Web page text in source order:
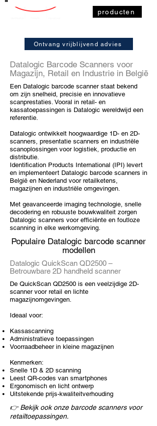
producten
Ontvang vrijblijvend advies
Datalogic Barcode Scanners voor
Magazijn, Retail en Industrie in België
Een Datalogic barcode scanner staat bekend
om zijn snelheid, precisie en innovatieve
scanprestaties. Vooral in retail- en
kassatoepassingen is Datalogic wereldwijd een
referentie.
Datalogic ontwikkelt hoogwaardige 1D- en 2D-
scanners, presentatie scanners en industriële
scanoplossingen voor logistiek, productie en
distributie.
Identification Products International (IPI) levert
en implementeert Datalogic barcode scanners in
België en Nederland voor retailketens,
magazijnen en industriële omgevingen.
Met geavanceerde imaging technologie, snelle
decodering en robuuste bouwkwaliteit zorgen
Datalogic scanners voor efficiënte en foutloze
scanning in elke werkomgeving.
Populaire Datalogic barcode scanner
modellen
Datalogic QuickScan QD2500 –
Betrouwbare 2D handheld scanner
De QuickScan QD2500 is een veelzijdige 2D-
scanner voor retail en lichte
magazijnomgevingen.
Ideaal voor:
Kassascanning
Administratieve toepassingen
Voorraadbeheer in kleine magazijnen
Kenmerken:
Snelle 1D & 2D scanning
Leest QR-codes van smartphones
Ergonomisch en licht ontwerp
Uitstekende prijs-kwaliteitverhouding
👉 Bekijk ook onze barcode scanners voor
retailtoepassingen.